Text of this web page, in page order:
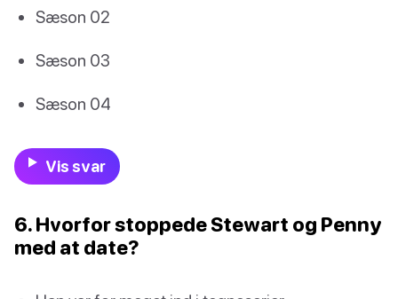
Sæson 02
Sæson 03
Sæson 04
Vis svar
6. Hvorfor stoppede Stewart og Penny
med at date?